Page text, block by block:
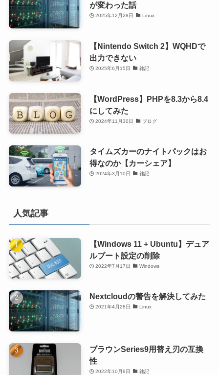
が変わった話
2025年12月28日 Linux
【Nintendo Switch 2】WQHDで
出力できない
2025年6月15日 雑記
【WordPress】PHPを8.3から8.4
にしてみた
2024年11月30日 ブログ
タイムズカーのナイトパックはお
得なのか【カーシェア】
2024年3月10日 雑記
人気記事
【Windows 11 + Ubuntu】デュア
ルブート設定の削除
2022年7月17日 Windows
Nextcloudの警告を解決してみた
2021年4月28日 Linux
ブラウンSeries9用替え刃の互換
性
2022年10月9日 雑記